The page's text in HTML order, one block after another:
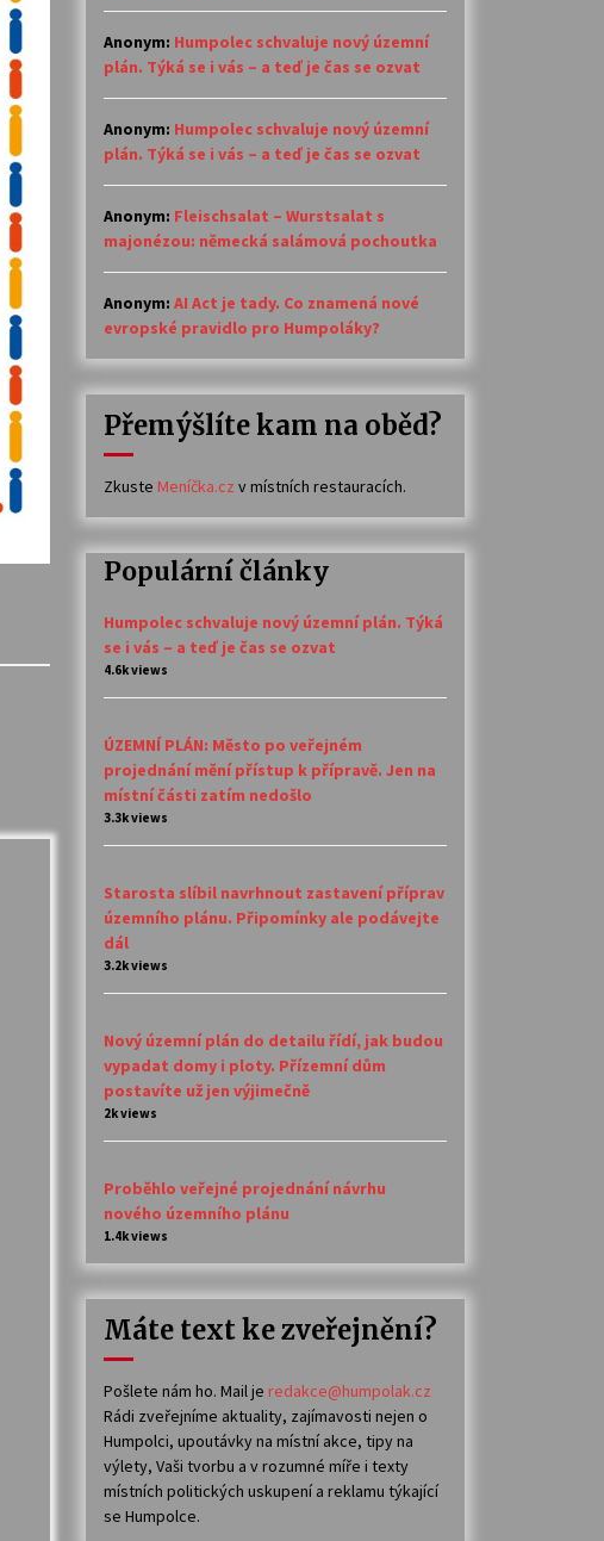
Anonym: Humpolec schvaluje nový územní
plán. Týká se i vás – a teď je čas se ozvat
Anonym: Humpolec schvaluje nový územní
plán. Týká se i vás – a teď je čas se ozvat
Anonym: Fleischsalat – Wurstsalat s
majonézou: německá salámová pochoutka
Anonym: AI Act je tady. Co znamená nové
evropské pravidlo pro Humpoláky?
Přemýšlíte kam na oběd?
Zkuste Meníčka.cz v místních restauracích.
Populární články
Humpolec schvaluje nový územní plán. Týká
se i vás – a teď je čas se ozvat
4.6k views
ÚZEMNÍ PLÁN: Město po veřejném
projednání mění přístup k přípravě. Jen na
místní části zatím nedošlo
3.3k views
Starosta slíbil navrhnout zastavení příprav
územního plánu. Připomínky ale podávejte
dál
3.2k views
Nový územní plán do detailu řídí, jak budou
vypadat domy i ploty. Přízemní dům
postavíte už jen výjimečně
2k views
Proběhlo veřejné projednání návrhu
nového územního plánu
1.4k views
Máte text ke zveřejnění?
Pošlete nám ho. Mail je redakce@humpolak.cz
Rádi zveřejníme aktuality, zajímavosti nejen o
Humpolci, upoutávky na místní akce, tipy na
výlety, Vaši tvorbu a v rozumné míře i texty
místních politických uskupení a reklamu týkající
se Humpolce.